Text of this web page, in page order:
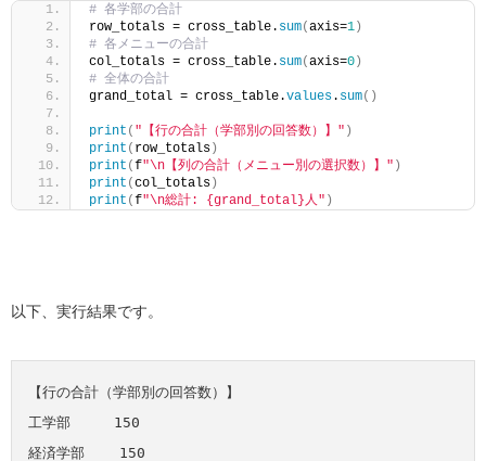
# 各学部の合計
row_totals = cross_table. sum(axis=1 )
# 各メニューの合計
col_totals = cross_table. sum(axis=0 )
# 全体の合計
grand_total = cross_table.values. sum()
print ( "【行の合計（学部別の回答数）】" )
print ( row_totals )
print (f"\n【列の合計（メニュー別の選択数）】" )
print (col_totals )
print (f"\n総計: {grand_total}人" )
以下、実行結果です。
【行の合計（学部別の回答数）】
工学部     150
経済学部    150